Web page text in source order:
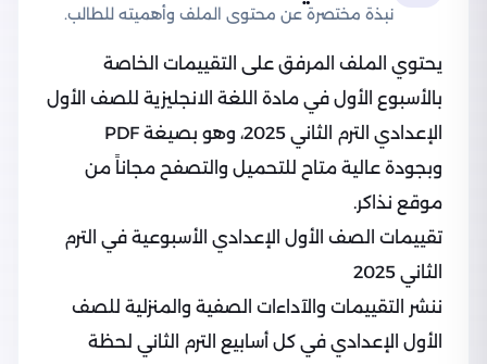
نبذة مختصرة عن محتوى الملف وأهميته للطالب.
يحتوي الملف المرفق على التقييمات الخاصة
بالأسبوع الأول في مادة اللغة الانجليزية للصف الأول
الإعدادي الترم الثاني 2025، وهو بصيغة PDF
وبجودة عالية متاح للتحميل والتصفح مجاناً من
موقع نذاكر.
تقييمات الصف الأول الإعدادي الأسبوعية في الترم
الثاني 2025
ننشر التقييمات والآداءات الصفية والمنزلية للصف
الأول الإعدادي في كل أسابيع الترم الثاني لحظة